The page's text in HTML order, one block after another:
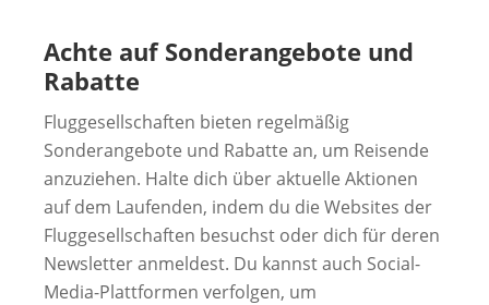
Achte auf Sonderangebote und
Rabatte
Fluggesellschaften bieten regelmäßig
Sonderangebote und Rabatte an, um Reisende
anzuziehen. Halte dich über aktuelle Aktionen
auf dem Laufenden, indem du die Websites der
Fluggesellschaften besuchst oder dich für deren
Newsletter anmeldest. Du kannst auch Social-
Media-Plattformen verfolgen, um